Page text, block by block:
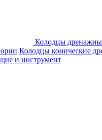
Колодцы
Колодцы конические
и инструмент